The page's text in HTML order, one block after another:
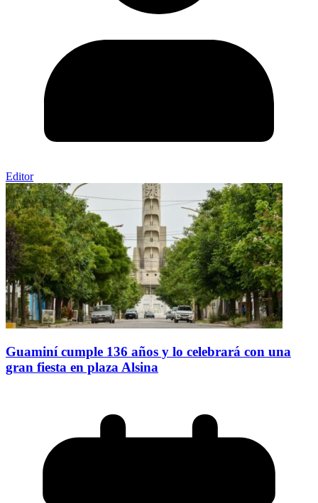
Editor
Guaminí cumple 136 años y lo celebrará con una
gran fiesta en plaza Alsina